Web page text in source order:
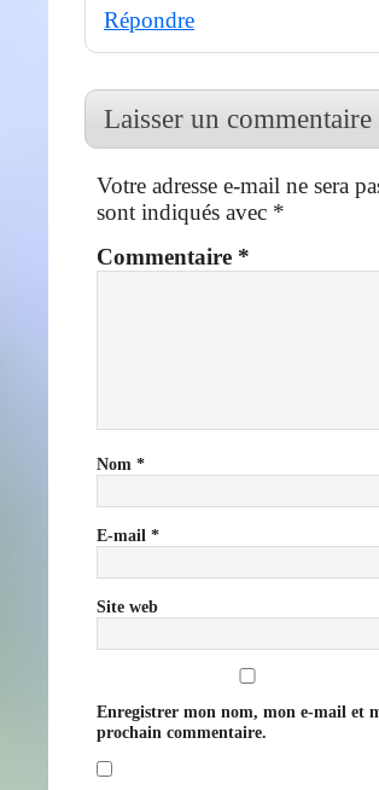
Répondre
Laisser un commentaire
Votre adresse e-mail ne sera
sont indiqués avec *
Commentaire *
Nom *
E-mail *
Site web
Enregistrer mon nom, mon e-mail et
prochain commentaire.